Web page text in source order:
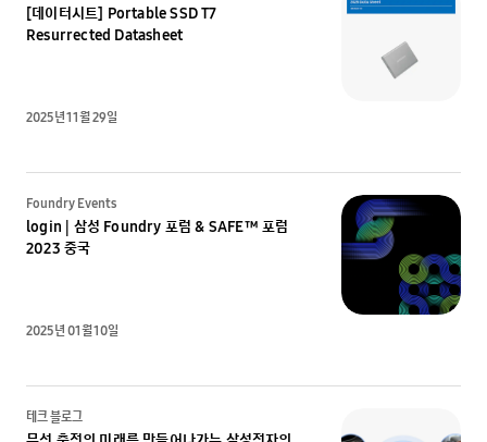
[데이터시트] Portable SSD T7
Resurrected Datasheet
2025년 11월 29일
Foundry Events
login | 삼성 Foundry 포럼 & SAFE™ 포럼
2023 중국
2025년 01월 10일
테크 블로그